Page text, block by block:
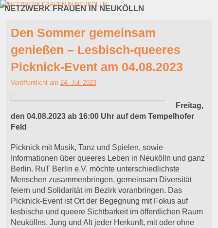
NETZWERK FRAUEN IN NEUKÖLLN
Zum Inhalt wechseln
Zum sekundären Inhalt wechseln
Den Sommer gemeinsam
genießen – Lesbisch-queeres
Picknick-Event am 04.08.2023
Veröffentlicht am 24. Juli 2023
Freitag,
den 04.08.2023 ab 16:00 Uhr auf dem Tempelhofer
Feld
Picknick mit Musik, Tanz und Spielen, sowie
Informationen über queeres Leben in Neukölln und ganz
Berlin. RuT Berlin e.V. möchte unterschiedlichste
Menschen zusammenbringen, gemeinsam Diversität
feiern und Solidarität im Bezirk voranbringen. Das
Picknick-Event ist Ort der Begegnung mit Fokus auf
lesbische und queere Sichtbarkeit im öffentlichen Raum
Neuköllns. Jung und Alt jeder Herkunft, mit oder ohne